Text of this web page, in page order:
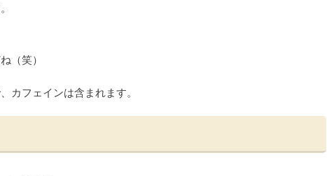
（笑）
カフェインは含まれます。